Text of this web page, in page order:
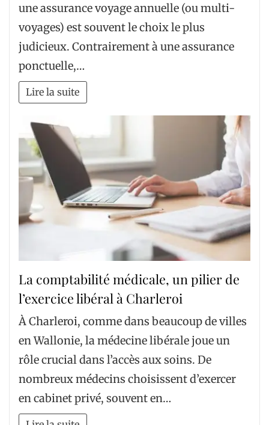
une assurance voyage annuelle (ou multi-
voyages) est souvent le choix le plus
judicieux. Contrairement à une assurance
ponctuelle,…
Lire la suite
La comptabilité médicale, un pilier de
l’exercice libéral à Charleroi
À Charleroi, comme dans beaucoup de villes
en Wallonie, la médecine libérale joue un
rôle crucial dans l’accès aux soins. De
nombreux médecins choisissent d’exercer
en cabinet privé, souvent en…